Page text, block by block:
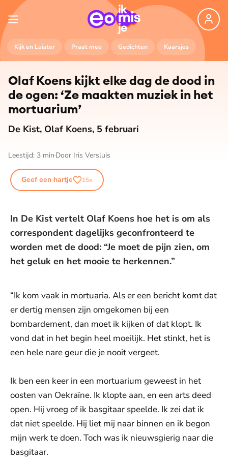
Kijk en Luister Praat mee Gedichten Kaarsjes
Olaf Koens kijkt elke dag de dood in
de ogen: ‘Ze maakten muziek in het
mortuarium’
De Kist, Olaf Koens, 5 februari
Leestijd: 3 min Door Iris Versluis
Geef een hartje 15x
In De Kist vertelt Olaf Koens hoe het is om als
correspondent dagelijks geconfronteerd te
worden met de dood: “Je moet de pijn zien, om
het geluk en het mooie te herkennen.”
“Ik kom vaak in mortuaria. Als er een bericht komt dat
er dertig mensen zijn omgekomen bij een
bombardement, dan moet ik kijken of dat klopt. Ik
vond dat in het begin heel moeilijk. Het stinkt, het is
een hele nare geur die je nooit vergeet.
Ik ben een keer in een mortuarium geweest in het
oosten van Oekraïne. Ik klopte aan, en een arts deed
open. Hij vroeg of ik basgitaar speelde. Ik zei dat ik
dat niet speelde. Hij liet mij naar binnen en ik begon
mijn werk te doen. Toch was ik nieuwsgierig naar die
basgitaar.